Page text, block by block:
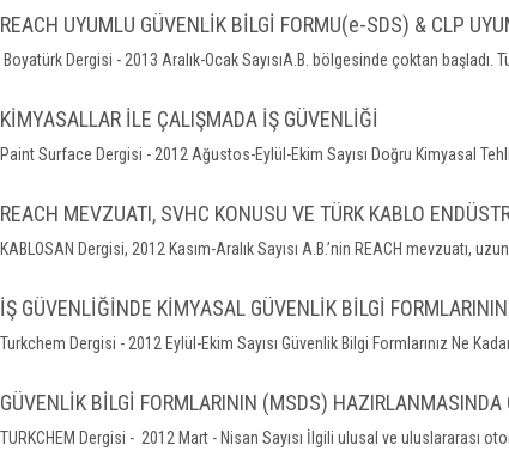
REACH UYUMLU GÜVENLİK BİLGİ FORMU(e-SDS) & CLP
Boyatürk Dergisi - 2013 Aralık-Ocak SayısıA.B. bölgesinde çoktan başladı.
KİMYASALLAR İLE ÇALIŞMADA İŞ GÜVENLİĞİ
Paint Surface Dergisi - 2012 Ağustos-Eylül-Ekim Sayısı Doğru Kimyasal
REACH MEVZUATI, SVHC KONUSU VE TÜRK KABLO
KABLOSAN Dergisi, 2012 Kasım-Aralık Sayısı A.B.’nin REACH mevzuatı,
İŞ GÜVENLİĞİNDE KİMYASAL GÜVENLİK BİLGİ
Turkchem Dergisi - 2012 Eylül-Ekim Sayısı Güvenlik Bilgi Formlarınız Ne
GÜVENLİK BİLGİ FORMLARININ (MSDS)
TURKCHEM Dergisi - 2012 Mart - Nisan Sayısı İlgili ulusal ve uluslararası